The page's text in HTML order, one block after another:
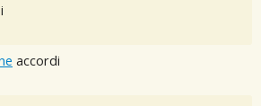
accordi